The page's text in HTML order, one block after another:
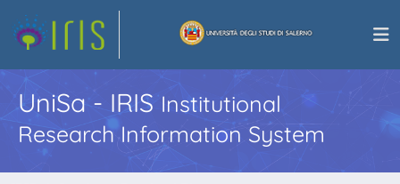
UniSa - IRISInstitutional
Research Information System